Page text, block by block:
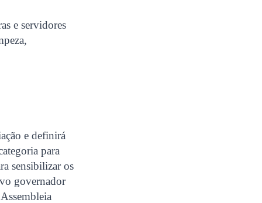
e servidores
e definirá
para
sensibilizar os
governador